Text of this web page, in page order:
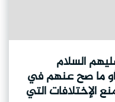
السلام
ما صح عنهم في
الإختلافات التي